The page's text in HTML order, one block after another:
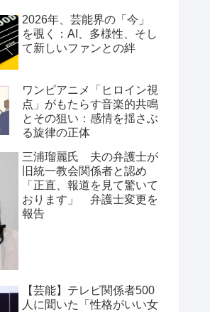
2026年、芸能界の「今」
を覗く：AI、多様性、そし
て新しいファンとの絆
ワンピアニメ「ヒロイン視
点」がもたらす音楽的共鳴
とその狙い：感情を揺さぶ
る旋律の正体
三浦瑠麗氏 夫の弁護士が
旧統一教会関係者と認め
「正直、報道を見て驚いて
おります」 弁護士変更を
報告
【芸能】テレビ関係者500
人に聞いた「性格がいい女